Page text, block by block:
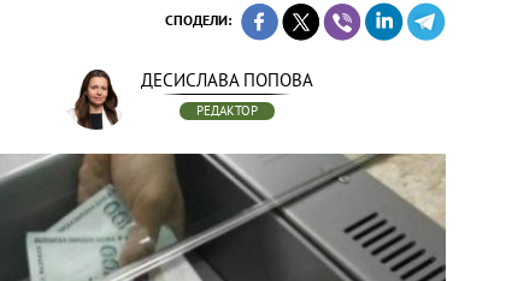
СПОДЕЛИ:
ДЕСИСЛАВА ПОПОВА
РЕДАКТОР